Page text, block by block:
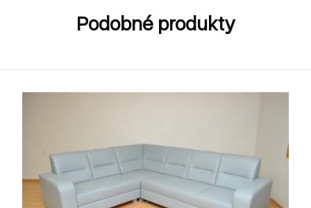
Podobné produkty